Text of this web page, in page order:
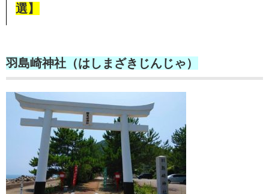
選】
羽島崎神社（はしまざきじんじゃ）